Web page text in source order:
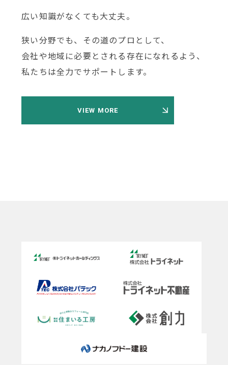
広い知識がなくても大丈夫。
狭い分野でも、その道のプロとして、
会社や地域に必要とされる存在になれるよう、
私たちは全力でサポートします。
VIEW MORE